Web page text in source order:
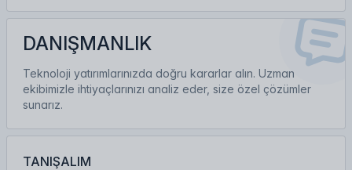
DANIŞMANLIK
Teknoloji yatırımlarınızda doğru kararlar alın. Uzman
ekibimizle ihtiyaçlarınızı analiz eder, size özel çözümler
sunarız.
TANIŞALIM